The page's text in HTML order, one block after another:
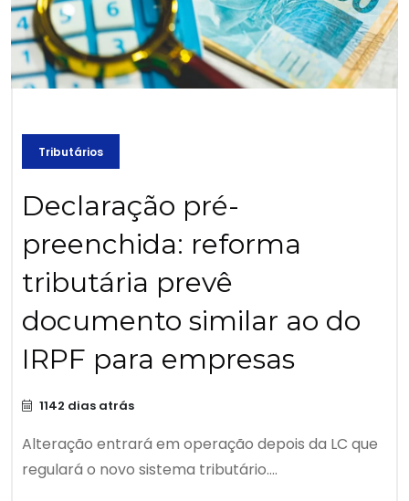
Tributários
Declaração pré-
preenchida: reforma
tributária prevê
documento similar ao do
IRPF para empresas
1142 dias atrás
Alteração entrará em operação depois da LC que
regulará o novo sistema tributário....